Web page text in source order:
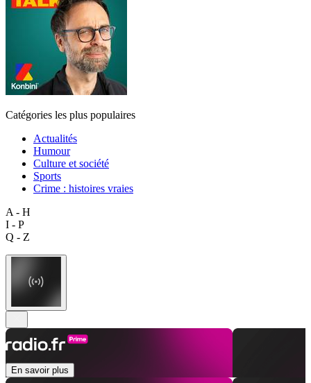
Catégories les plus populaires
Actualités
Humour
Culture et société
Sports
Crime : histoires vraies
A - H
I - P
Q - Z
En savoir plus